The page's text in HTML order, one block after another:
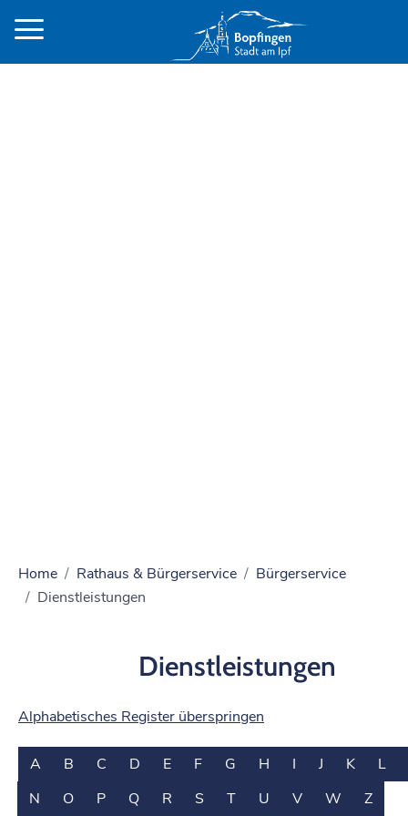
Home Rathaus & Bürgerservice
Bürgerservice
Dienstleistungen
Dienstleistungen
Alphabetisches Register überspringen
A B C D E F G H I J K
L
N
O P Q R S T U V W Z